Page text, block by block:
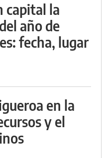
capital la
año de
fecha, lugar
en la
y el